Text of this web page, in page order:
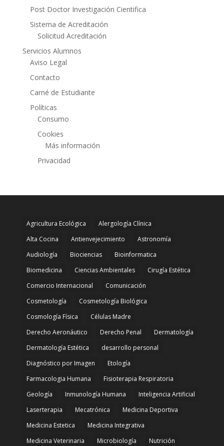
Post Doctor Investigación Cientifica
Sistema de Acreditación
Solicitud Acreditación
Servicios Alumnos
Aviso Legal
Contacto
Carné de Estudiante
Políticas
Consumo
Cookies
Más información
Privacidad
Agricultura Ecológica
Alergología Clínica
Alta Cocina
Antienvejecimiento
Astronomía
Audiología
Biociencias
Bioinformatica
Biomedicina
Ciencias Ambientales
Cirugía Estética
Comercio Internacional
Comunicación
Cosmetología
Cosmetología Biológica
Cosmología Física
Células Madre
Derecho Aeronáutico
Derecho Penal
Dermatología
Dermatología Estética
desarrollo personal
Diagnóstico por Imagen
Etología
Farmacologia Humana
Fisioterapia Respiratoria
Geología
Inmunología Humana
Inteligencia Artificial
Laserterapia
Mecatrónica
Medicina Deportiva
Medicina Estetica
Medicina Integrativa
Medicina Veterinaria
Microbiología
Nutrición